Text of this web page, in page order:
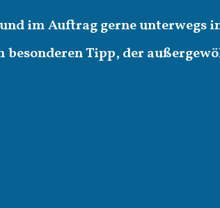
im Auftrag gerne unterwegs
besonderen Tipp, der